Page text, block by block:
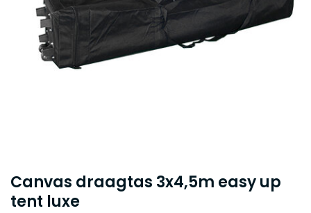
Canvas draagtas 3x4,5m easy up
tent luxe